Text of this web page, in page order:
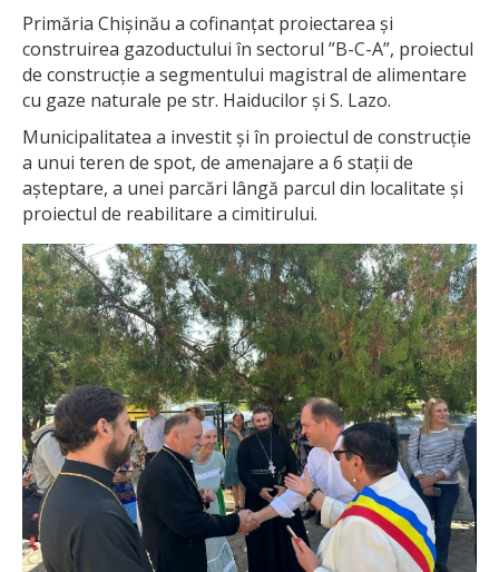
Primăria Chișinău a cofinanțat proiectarea și
construirea gazoductului în sectorul ”B-C-A”, proiectul
de construcție a segmentului magistral de alimentare
cu gaze naturale pe str. Haiducilor și S. Lazo.
Municipalitatea a investit și în proiectul de construcție
a unui teren de spot, de amenajare a 6 stații de
așteptare, a unei parcări lângă parcul din localitate și
proiectul de reabilitare a cimitirului.